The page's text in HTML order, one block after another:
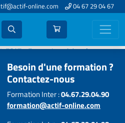
online.com 04 67 29 04 67
ESAT - Entreprises Adaptées
- EA
ordinaire
Participer au CVS et aux autres...
Besoin d'une formation ?
Contactez-nous
Formation Inter :04.67.29.04.90
formation@actif-online.com